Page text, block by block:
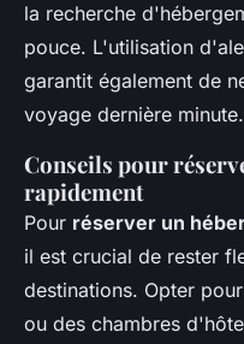
la recherche
pouce. L'utilisation
garantit également de
voyage dernière minute.
Conseils pour
rapidement
Pour réserver un
il est crucial de rester
destinations. Opter
ou des chambres